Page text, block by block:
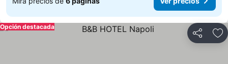
Compartir
Opción destacada